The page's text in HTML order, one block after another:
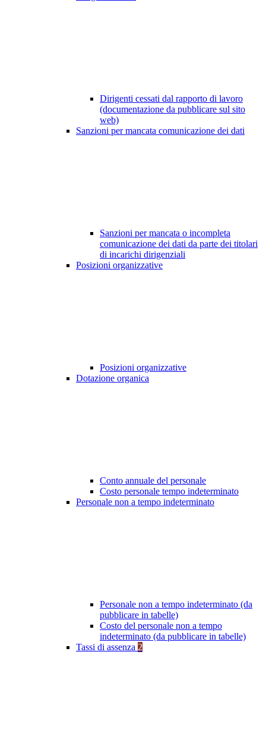
Dirigenti cessati dal rapporto di lavoro
(documentazione da pubblicare sul sito
web)
Sanzioni per mancata comunicazione dei dati
Sanzioni per mancata o incompleta
comunicazione dei dati da parte dei titolari
di incarichi dirigenziali
Posizioni organizzative
Posizioni organizzative
Dotazione organica
Conto annuale del personale
Costo personale tempo indeterminato
Personale non a tempo indeterminato
Personale non a tempo indeterminato (da
pubblicare in tabelle)
Costo del personale non a tempo
indeterminato (da pubblicare in tabelle)
Tassi di assenza 2